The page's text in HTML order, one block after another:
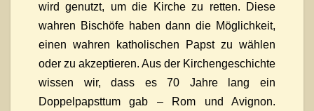
wird genutzt, um die Kirche zu retten. Diese
wahren Bischöfe haben dann die Möglichkeit,
einen wahren katholischen Papst zu wählen
oder zu akzeptieren. Aus der Kirchengeschichte
wissen wir, dass es 70 Jahre lang ein
Doppelpapsttum gab – Rom und Avignon.